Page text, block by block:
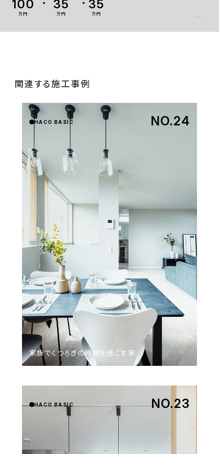
100
万円
35
万円
35
万円
関連する施工事例
HACO BASIC NO.24
家族で​くつろぎの​時間を​過ごす家
HACO BASIC NO.23